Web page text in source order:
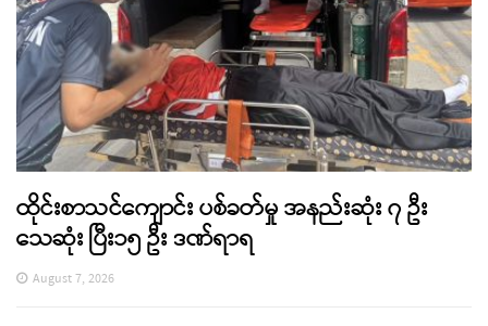
ထိုင်းစာသင်ကျောင်း ပစ်ခတ်မှု အနည်းဆုံး ၇ ဦး
သေဆုံး ပြီး၁၅ ဦး ဒဏ်ရာရ
August 7, 2026